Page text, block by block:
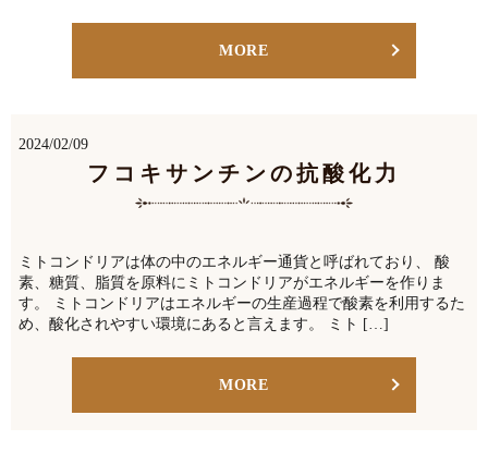
MORE
2024/02/09
フコキサンチンの抗酸化力
ミトコンドリアは体の中のエネルギー通貨と呼ばれており、 酸
素、糖質、脂質を原料にミトコンドリアがエネルギーを作りま
す。 ミトコンドリアはエネルギーの生産過程で酸素を利用するた
め、酸化されやすい環境にあると言えます。 ミト […]
MORE